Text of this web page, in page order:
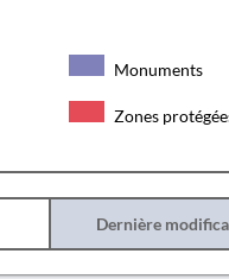
Monuments
Zones
Dernière